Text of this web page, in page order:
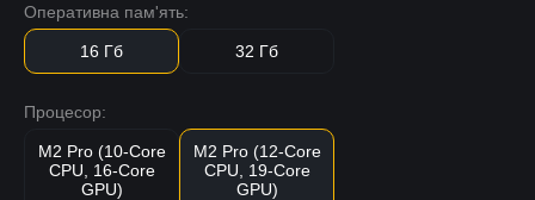
Оперативна пам'ять:
16 Гб 32 Гб
Процесор:
M2 Pro (10-Core
CPU, 16-Core
GPU)
M2 Pro (12-Core
CPU, 19-Core
GPU)